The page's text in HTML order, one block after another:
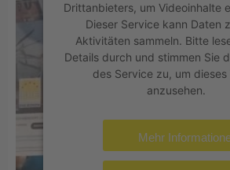
Drittanbieters, um Videoinhalte
Dieser Service kann Daten
Aktivitäten sammeln. Bitte
Details durch und stimmen Sie
des Service zu, um dieses
anzusehen.
Mehr